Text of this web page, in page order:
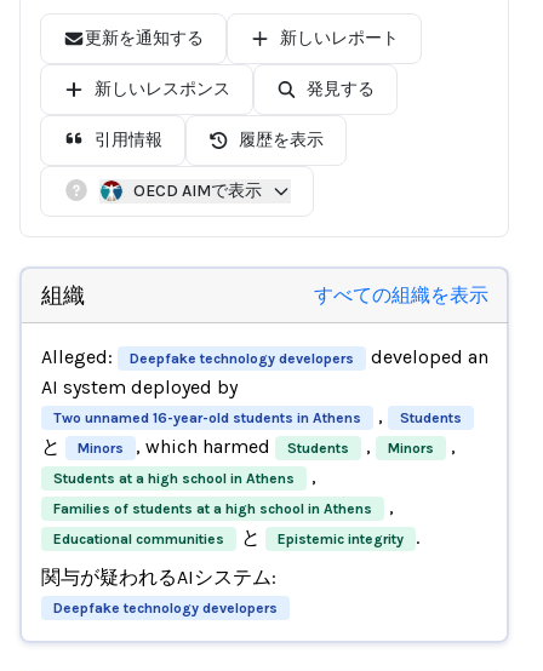
更新を通知する 新しいレポート
新しいレスポンス 発見する
引用情報 履歴を表示
OECD AIMで表示
組織 すべての組織を表示
Alleged: Deepfake technology developers
developed an
AI system deployed by
Two unnamed 16-year-old students in Athens , Students
と Minors , which harmed Students , Minors ,
Students at a high school in Athens ,
Families of students at a high school in Athens ,
Educational communities と Epistemic integrity
.
関与が疑われるAIシステム:
Deepfake technology developers